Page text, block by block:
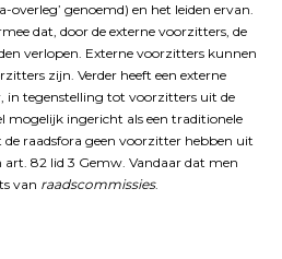
overleg’ genoemd) en het leiden ervan.
dat, door de externe voorzitters, de
verlopen. Externe voorzitters kunnen
zijn. Verder heeft een externe
in tegenstelling tot voorzitters uit de
mogelijk ingericht als een traditionele
raadsfora geen voorzitter hebben uit
art. 82 lid 3 Gemw. Vandaar dat men
van raadscommissies.